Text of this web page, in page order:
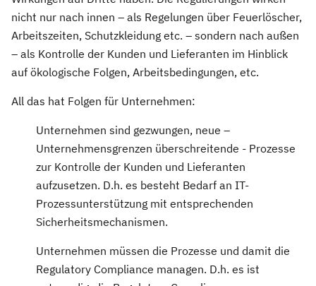
nicht nur nach innen – als Regelungen über Feuerlöscher,
Arbeitszeiten, Schutzkleidung etc. – sondern nach außen
– als Kontrolle der Kunden und Lieferanten im Hinblick
auf ökologische Folgen, Arbeitsbedingungen, etc.
All das hat Folgen für Unternehmen:
Unternehmen sind gezwungen, neue –
Unternehmensgrenzen überschreitende - Prozesse
zur Kontrolle der Kunden und Lieferanten
aufzusetzen. D.h. es besteht Bedarf an IT-
Prozessunterstützung mit entsprechenden
Sicherheitsmechanismen.
Unternehmen müssen die Prozesse und damit die
Regulatory Compliance managen. D.h. es ist